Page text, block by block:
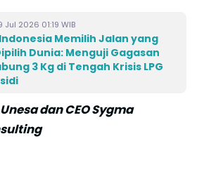
Jul 2026 01:19 WIB
Memilih Jalan yang
Dunia: Menguji Gagasan
3 Kg di Tengah Krisis LPG
dan CEO Sygma